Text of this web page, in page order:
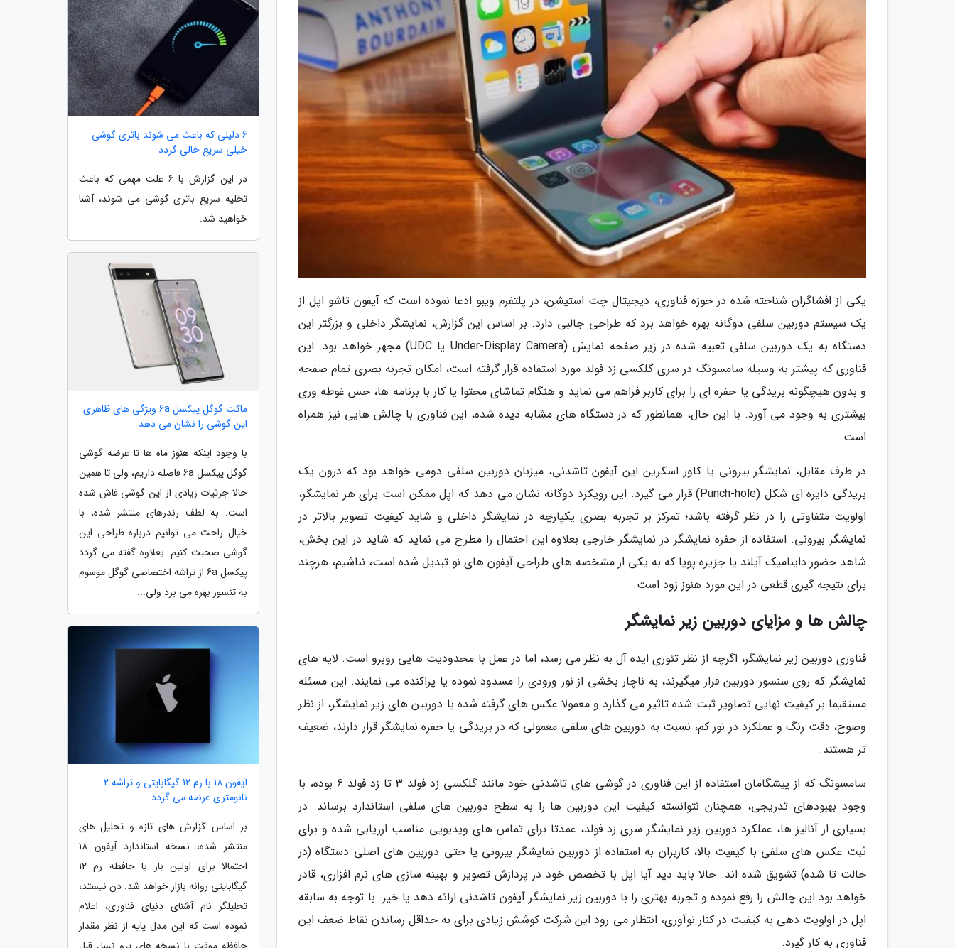
یکی از افشاگران شناخته شده در حوزه فناوری، دیجیتال چت استیشن، در پلتفرم ویبو ادعا نموده است که آیفون تاشو اپل از
یک سیستم دوربین سلفی دوگانه بهره خواهد برد که طراحی جالبی دارد. بر اساس این گزارش، نمایشگر داخلی و بزرگتر این
دستگاه به یک دوربین سلفی تعبیه شده در زیر صفحه نمایش (Under-Display Camera یا UDC) مجهز خواهد بود. این
فناوری که پیشتر به وسیله سامسونگ در سری گلکسی زد فولد مورد استفاده قرار گرفته است، امکان تجربه بصری تمام صفحه
و بدون هیچگونه بریدگی یا حفره ای را برای کاربر فراهم می نماید و هنگام تماشای محتوا یا کار با برنامه ها، حس غوطه وری
بیشتری به وجود می آورد. با این حال، همانطور که در دستگاه های مشابه دیده شده، این فناوری با چالش هایی نیز همراه
است.
در طرف مقابل، نمایشگر بیرونی یا کاور اسکرین این آیفون تاشدنی، میزبان دوربین سلفی دومی خواهد بود که درون یک
بریدگی دایره ای شکل (Punch-hole) قرار می گیرد. این رویکرد دوگانه نشان می دهد که اپل ممکن است برای هر نمایشگر،
اولویت متفاوتی را در نظر گرفته باشد؛ تمرکز بر تجربه بصری یکپارچه در نمایشگر داخلی و شاید کیفیت تصویر بالاتر در
نمایشگر بیرونی. استفاده از حفره نمایشگر در نمایشگر خارجی بعلاوه این احتمال را مطرح می نماید که شاید در این بخش،
شاهد حضور داینامیک آیلند یا جزیره پویا که به یکی از مشخصه های طراحی آیفون های نو تبدیل شده است، نباشیم، هرچند
برای نتیجه گیری قطعی در این مورد هنوز زود است.
چالش ها و مزایای دوربین زیر نمایشگر
فناوری دوربین زیر نمایشگر، اگرچه از نظر تئوری ایده آل به نظر می رسد، اما در عمل با محدودیت هایی روبرو است. لایه های
نمایشگر که روی سنسور دوربین قرار میگیرند، به ناچار بخشی از نور ورودی را مسدود نموده یا پراکنده می نمایند. این مسئله
مستقیما بر کیفیت نهایی تصاویر ثبت شده تاثیر می گذارد و معمولا عکس های گرفته شده با دوربین های زیر نمایشگر، از نظر
وضوح، دقت رنگ و عملکرد در نور کم، نسبت به دوربین های سلفی معمولی که در بریدگی یا حفره نمایشگر قرار دارند، ضعیف
تر هستند.
سامسونگ که از پیشگامان استفاده از این فناوری در گوشی های تاشدنی خود مانند گلکسی زد فولد 3 تا زد فولد 6 بوده، با
وجود بهبودهای تدریجی، همچنان نتوانسته کیفیت این دوربین ها را به سطح دوربین های سلفی استاندارد برساند. در
بسیاری از آنالیز ها، عملکرد دوربین زیر نمایشگر سری زد فولد، عمدتا برای تماس های ویدیویی مناسب ارزیابی شده و برای
ثبت عکس های سلفی با کیفیت بالا، کاربران به استفاده از دوربین نمایشگر بیرونی یا حتی دوربین های اصلی دستگاه (در
حالت تا شده) تشویق شده اند. حالا باید دید آیا اپل با تخصص خود در پردازش تصویر و بهینه سازی های نرم افزاری، قادر
خواهد بود این چالش را رفع نموده و تجربه بهتری را با دوربین زیر نمایشگر آیفون تاشدنی ارائه دهد یا خیر. با توجه به سابقه
اپل در اولویت دهی به کیفیت در کنار نوآوری، انتظار می رود این شرکت کوشش زیادی برای به حداقل رساندن نقاط ضعف این
فناوری به کار گیرد.
6 دلیلی که باعث می شوند باتری گوشی
خیلی سریع خالی گردد
در این گزارش با 6 علت مهمی که باعث
تخلیه سریع باتری گوشی می شوند، آشنا
خواهید شد.
ماکت گوگل پیکسل 6a ویژگی های ظاهری
این گوشی را نشان می دهد
با وجود اینکه هنوز ماه ها تا عرضه گوشی
گوگل پیکسل 6a فاصله داریم، ولی تا همین
حالا جزئیات زیادی از این گوشی فاش شده
است. به لطف رندرهای منتشر شده، با
خیال راحت می توانیم درباره طراحی این
گوشی صحبت کنیم. بعلاوه گفته می گردد
پیکسل 6a از تراشه اختصاصی گوگل موسوم
به تنسور بهره می برد ولی...
آیفون 18 با رم 12 گیگابایتی و تراشه 2
نانومتری عرضه می گردد
بر اساس گزارش های تازه و تحلیل های
منتشر شده، نسخه استاندارد آیفون 18
احتمالا برای اولین بار با حافظه رم 12
گیگابایتی روانه بازار خواهد شد. دن نیستد،
تحلیلگر نام آشنای دنیای فناوری، اعلام
نموده است که این مدل پایه از نظر مقدار